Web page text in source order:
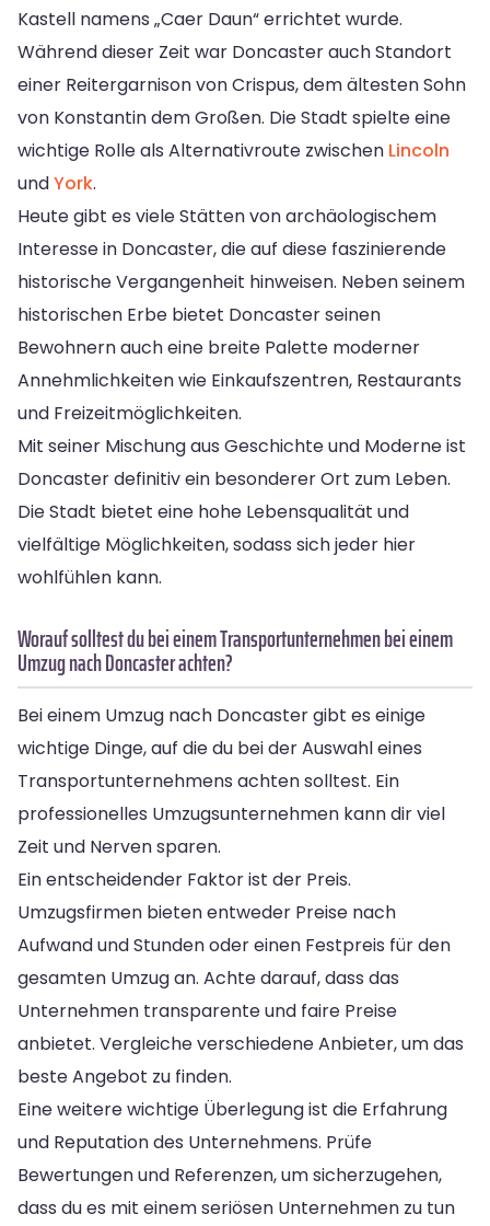
Kastell namens „Caer Daun“ errichtet wurde.
Während dieser Zeit war Doncaster auch Standort
einer Reitergarnison von Crispus, dem ältesten Sohn
von Konstantin dem Großen. Die Stadt spielte eine
wichtige Rolle als Alternativroute zwischen Lincoln
undYork.
Heute gibt es viele Stätten von archäologischem
Interesse in Doncaster, die auf diese faszinierende
historische Vergangenheit hinweisen. Neben seinem
historischen Erbe bietet Doncaster seinen
Bewohnern auch eine breite Palette moderner
Annehmlichkeiten wie Einkaufszentren, Restaurants
und Freizeitmöglichkeiten.
Mit seiner Mischung aus Geschichte und Moderne ist
Doncaster definitiv ein besonderer Ort zum Leben.
Die Stadt bietet eine hohe Lebensqualität und
vielfältige Möglichkeiten, sodass sich jeder hier
wohlfühlen kann.
Worauf solltest du bei einem Transportunternehmen bei einem
Umzug nach Doncaster achten?
Bei einem Umzug nach Doncaster gibt es einige
wichtige Dinge, auf die du bei der Auswahl eines
Transportunternehmens achten solltest. Ein
professionelles Umzugsunternehmen kann dir viel
Zeit und Nerven sparen.
Ein entscheidender Faktor ist der Preis.
Umzugsfirmen bieten entweder Preise nach
Aufwand und Stunden oder einen Festpreis für den
gesamten Umzug an. Achte darauf, dass das
Unternehmen transparente und faire Preise
anbietet. Vergleiche verschiedene Anbieter, um das
beste Angebot zu finden.
Eine weitere wichtige Überlegung ist die Erfahrung
und Reputation des Unternehmens. Prüfe
Bewertungen und Referenzen, um sicherzugehen,
dass du es mit einem seriösen Unternehmen zu tun